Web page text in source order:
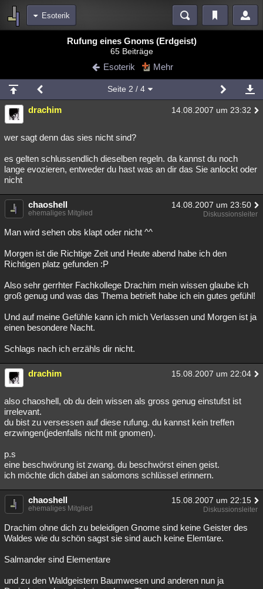
Esoterik
Blogs
Chat Wiki Neuigkeiten
meine Rubriken
Menschen Mystery Kriminalfälle
Spiritualität Verschwörungen
Natur Umfragen Unterhaltung
weitere Rubriken
Philosophie Träume Orte Esoterik Literatur
Astronomie Helpdesk Filme
Übersichten
Lesenswert Schlüsselwörter
Rufung eines Gnoms (Erdgeist)
65 Beiträge
Esoterik Mehr
Seite 2 / 4
drachim 14.08.2007 um 23:32
wer sagt denn das sies nicht sind?
es gelten schlussendlich dieselben regeln. da kannst du noch
lange evozieren, entweder du hast was an dir das Sie anlockt oder
nicht
chaoshell 14.08.2007 um 23:50
ehemaliges Mitglied Diskussionsleiter
Man wird sehen obs klapt oder nicht ^^
Morgen ist die Richtige Zeit und Heute abend habe ich den
Richtigen platz gefunden :P
Also sehr gerrhter Fachkollege Drachim mein wissen glaube ich
groß genug und was das Thema betrieft habe ich ein gutes gefühl!
Und auf meine Gefühle kann ich mich Verlassen und Morgen ist ja
einen besondere Nacht.
Schlags nach ich erzähls dir nicht.
drachim 15.08.2007 um 22:04
also chaoshell, ob du dein wissen als gross genug einstufst ist
irrelevant.
du bist zu versessen auf diese rufung. du kannst kein treffen
erzwingen(jedenfalls nicht mit gnomen).
p.s
eine beschwörung ist zwang. du beschwörst einen geist.
ich möchte dich dabei an salomons schlüssel erinnern.
chaoshell 15.08.2007 um 22:15
ehemaliges Mitglied Diskussionsleiter
Drachim ohne dich zu beleidigen Gnome sind keine Geister des
Waldes wie du schön sagst sie sind auch keine Elemtare.
Salmander sind Elementare
und zu den Waldgeistern Baumwesen und anderen nun ja